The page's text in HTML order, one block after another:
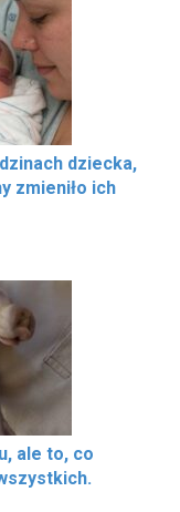
dziecka,
zmieniło ich
ale to, co